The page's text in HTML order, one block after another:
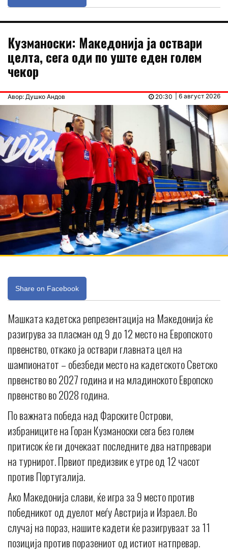
Кузманоски: Македонија ја оствари
целта, сега оди по уште еден голем
чекор
Авор: Душко Андов | 6 август 2026
20:30
Share on Facebook
Машката кадетска репрезентација на Македонија ќе
разигрува за пласман од 9 до 12 место на Европското
првенство, откако ја оствари главната цел на
шампионатот – обезбеди место на кадетското Светско
првенство во 2027 година и на младинското Европско
првенство во 2028 година.
По важната победа над Фарските Острови,
избраниците на Горан Кузманоски сега без голем
притисок ќе ги дочекаат последните два натпревари
на турнирот. Првиот предизвик е утре од 12 часот
против Португалија.
Ако Македонија слави, ќе игра за 9 место против
победникот од дуелот меѓу Австрија и Израел. Во
случај на пораз, нашите кадети ќе разигруваат за 11
позиција против поразениот од истиот натпревар.